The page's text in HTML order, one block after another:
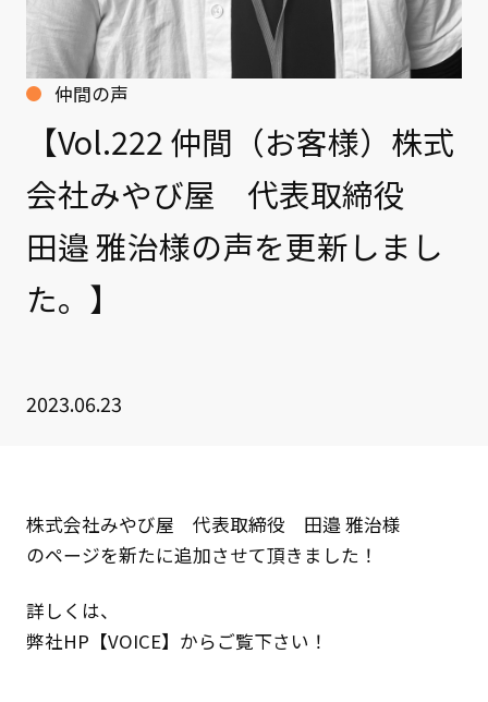
仲間の声
【Vol.222 仲間（お客様）株式
会社みやび屋 代表取締役
田邉 雅治様の声を更新しまし
た。】
2023.06.23
株式会社みやび屋 代表取締役 田邉 雅治様
のページを新たに追加させて頂きました！
詳しくは、
弊社HP 【VOICE】 からご覧下さい！